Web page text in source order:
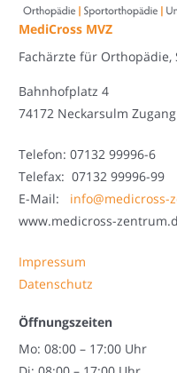
MediCross MVZ
Fachärzte für
Bahnhofplatz 4
74172 Neckarsulm
Telefon: 07132 99996-6
Telefax: 07132 99996-99
E-Mail: info@medicross-
www.medicross-
Impressum
Datenschutz
Öffnungszeiten
Mo: 08:00 – 17:00 Uhr